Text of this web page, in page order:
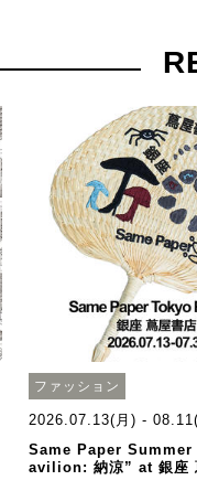
ファッション
2026.07.13(月) -
Same Paper
avilion: 納涼” at 銀座